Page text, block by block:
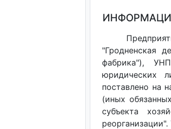
"Гродненская
фабрика"),
юридических
поставлено на
(иных
субъекта